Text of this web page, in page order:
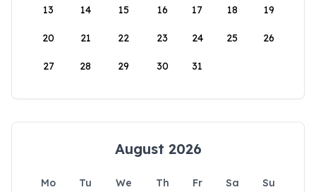
13 14 15 16 17 18 19
20 21 22 23 24 25 26
27 28 29 30 31
August 2026
Mo Tu We Th Fr Sa
Su